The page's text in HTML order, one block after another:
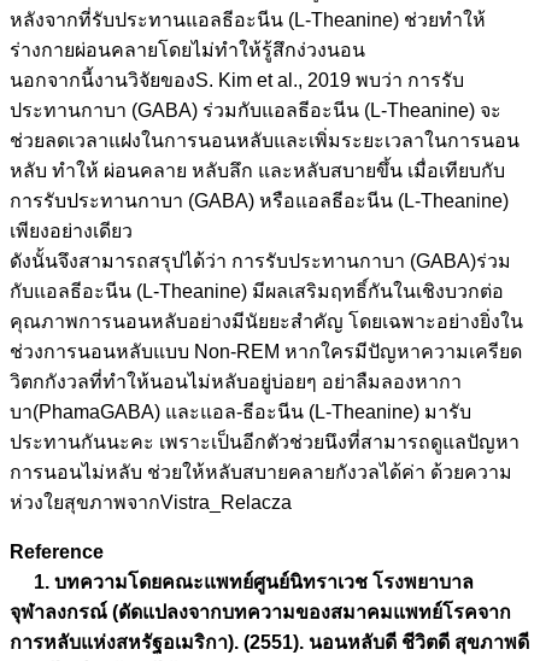
หลังจากที่รับประทานแอลธีอะนีน (L-Theanine) ช่วยทำให้
ร่างกายผ่อนคลายโดยไม่ทำให้รู้สึกง่วงนอน
นอกจากนี้งานวิจัยของS. Kim et al., 2019 พบว่า การรับ
ประทานกาบา (GABA) ร่วมกับแอลธีอะนีน (L-Theanine) จะ
ช่วยลดเวลาแฝงในการนอนหลับและเพิ่มระยะเวลาในการนอน
หลับ ทำให้ ผ่อนคลาย หลับลึก และหลับสบายขึ้น เมื่อเทียบกับ
การรับประทานกาบา (GABA) หรือแอลธีอะนีน (L-Theanine)
เพียงอย่างเดียว
ดังนั้นจึงสามารถสรุปได้ว่า การรับประทานกาบา (GABA)ร่วม
กับแอลธีอะนีน (L-Theanine) มีผลเสริมฤทธิ์กันในเชิงบวกต่อ
คุณภาพการนอนหลับอย่างมีนัยยะสำคัญ โดยเฉพาะอย่างยิ่งใน
ช่วงการนอนหลับแบบ Non-REM หากใครมีปัญหาความเครียด
วิตกกังวลที่ทำให้นอนไม่หลับอยู่บ่อยๆ อย่าลืมลองหากา
บา(PhamaGABA) และแอล-ธีอะนีน (L-Theanine) มารับ
ประทานกันนะคะ เพราะเป็นอีกตัวช่วยนึงที่สามารถดูแลปัญหา
การนอนไม่หลับ ช่วยให้หลับสบายคลายกังวลได้ค่า ด้วยความ
ห่วงใยสุขภาพจากVistra_Relacza
Reference
1. บทความโดยคณะแพทย์ศูนย์นิทราเวช โรงพยาบาล
จุฬาลงกรณ์ (ดัดแปลงจากบทความของสมาคมแพทย์โรคจาก
การหลับแห่งสหรัฐอเมริกา). (2551). นอนหลับดี ชีวิตดี สุขภาพดี